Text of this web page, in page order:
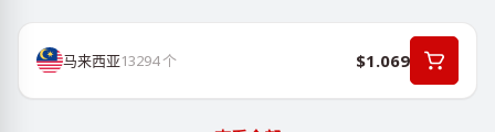
马来西亚13294个 $1.069